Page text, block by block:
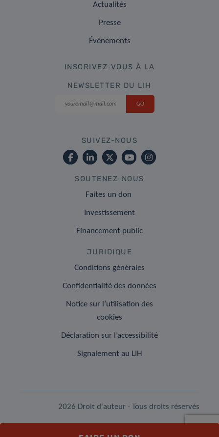
Actualités
Presse
Événements
INSCRIVEZ-VOUS À LA
NEWSLETTER DU LIH
SUIVEZ-NOUS
SOUTENEZ-NOUS
Faites un don
Investissement
Financement public
JURIDIQUE
Conditions générales
Confidentialité des données
Notice sur l’utilisation des
cookies
Déclaration sur l’accessibilité
Signalement au LIH
2026 Droit d'auteur - Tous droits réservés